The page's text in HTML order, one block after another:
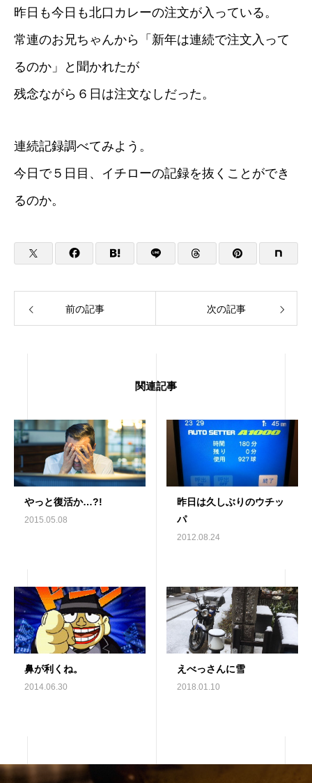
昨日も今日も北口カレーの注文が入っている。
常連のお兄ちゃんから「新年は連続で注文入って
るのか」と聞かれたが
残念ながら６日は注文なしだった。
連続記録調べてみよう。
今日で５日目、イチローの記録を抜くことができ
るのか。
前の記事 次の記事
関連記事
やっと復活か…?!
2015.05.08
昨日は久しぶりのウチッ
パ
2012.08.24
鼻が利くね。
2014.06.30
えべっさんに雪
2018.01.10